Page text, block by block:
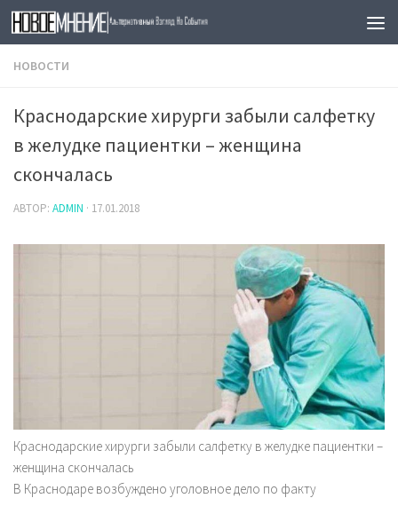
Skip to content
НОВОСТИ
Краснодарские хирурги забыли салфетку
в желудке пациентки – женщина
скончалась
АВТОР: ADMIN · 17.01.2018
Краснодарские хирурги забыли салфетку в желудке пациентки –
женщина скончалась
В Краснодаре возбуждено уголовное дело по факту